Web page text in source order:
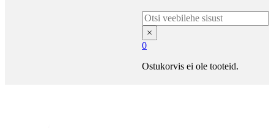
Otsi
×
0
Ostukorvis ei ole tooteid.